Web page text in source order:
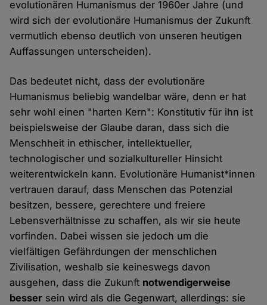
evolutionären Humanismus der 1960er Jahre (und
wird sich der evolutionäre Humanismus der Zukunft
vermutlich ebenso deutlich von unseren heutigen
Auffassungen unterscheiden).
Das bedeutet nicht, dass der evolutionäre
Humanismus beliebig wandelbar wäre, denn er hat
sehr wohl einen "harten Kern": Konstitutiv für ihn ist
beispielsweise der Glaube daran, dass sich die
Menschheit in ethischer, intellektueller,
technologischer und sozialkultureller Hinsicht
weiterentwickeln kann. Evolutionäre Humanist*innen
vertrauen darauf, dass Menschen das Potenzial
besitzen, bessere, gerechtere und freiere
Lebensverhältnisse zu schaffen, als wir sie heute
vorfinden. Dabei wissen sie jedoch um die
vielfältigen Gefährdungen der menschlichen
Zivilisation, weshalb sie keineswegs davon
ausgehen, dass die Zukunft notwendigerweise
besser sein wird als die Gegenwart, allerdings: sie